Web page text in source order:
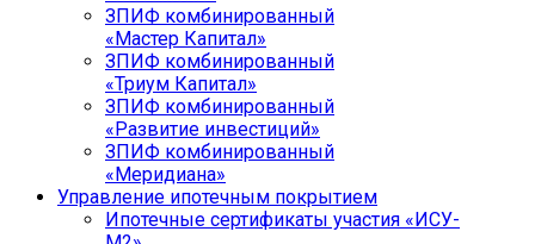
ЗПИФ комбинированный
«Мастер Капитал»
ЗПИФ комбинированный
«Триум Капитал»
ЗПИФ комбинированный
«Развитие инвестиций»
ЗПИФ комбинированный
«Меридиана»
Управление ипотечным покрытием
Ипотечные сертификаты участия «ИСУ-